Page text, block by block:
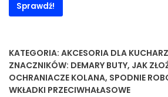
Sprawdź!
KATEGORIA: AKCESORIA DLA
ZNACZNIKÓW: DEMARY BUTY, JAK
OCHRANIACZE KOLANA, SPODNIE
WKŁADKI PRZECIWHAŁASOWE